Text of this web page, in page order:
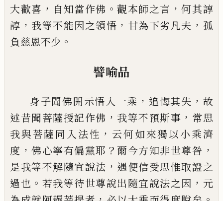
大歡喜 ， 自知當作佛 。觀本師之言 ，何其諄
諄 ， 我等不能因之領悟 ， 甘為下劣凡夫 ， 孤
負慈恩不少 。
譬喻品
身子聞佛開示悟入一乘 ， 追悔其失 ， 故
述昔聞菩薩授記作佛 ， 我等不預斯事 ， 常思
我與菩薩同入法性 ， 云何如來獨以小乘濟
度 ，佛心寧有偏黨耶 ？爾今方知非世尊咎 ，
是我等不解隨宜說法 ， 遇便信受思惟取證之
過也 。 若我等待世尊說出隨宜說法之因 ， 元